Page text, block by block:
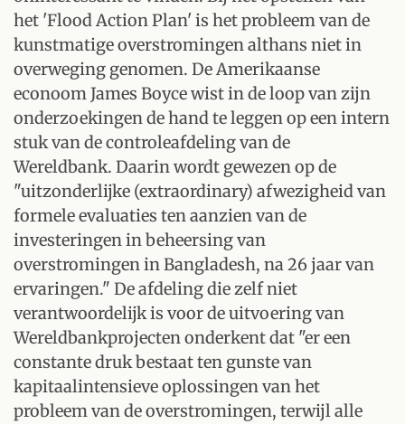
het 'Flood Action Plan' is het probleem van de
kunstmatige overstromingen althans niet in
overweging genomen. De Amerikaanse
econoom James Boyce wist in de loop van zijn
onderzoekingen de hand te leggen op een intern
stuk van de controleafdeling van de
Wereldbank. Daarin wordt gewezen op de
"uitzonderlijke (extraordinary) afwezigheid van
formele evaluaties ten aanzien van de
investeringen in beheersing van
overstromingen in Bangladesh, na 26 jaar van
ervaringen." De afdeling die zelf niet
verantwoordelijk is voor de uitvoering van
Wereldbankprojecten onderkent dat "er een
constante druk bestaat ten gunste van
kapitaalintensieve oplossingen van het
probleem van de overstromingen, terwijl alle